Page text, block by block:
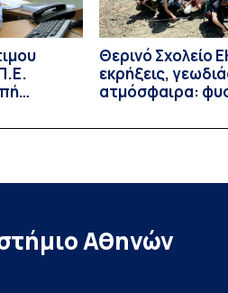
Θερινό Σχολείο
εκρήξεις,
ατμόσφαιρα:
βιολογικές
Αθηνών